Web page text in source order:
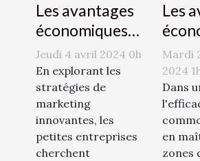
Les avantages
économiques
de la publicité
par
montgolfière
pour les petites
entreprises
Jeudi 4 avril 2024 0h
En explorant les
stratégies de
marketing
innovantes, les
petites entreprises
cherchent
Les
des
pour
Mardi
2024
Dans
en
zones